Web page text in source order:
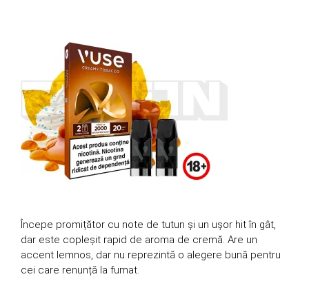
Începe promițător cu note de tutun și un ușor hit în gât,
dar este copleșit rapid de aroma de cremă. Are un
accent lemnos, dar nu reprezintă o alegere bună pentru
cei care renunță la fumat.